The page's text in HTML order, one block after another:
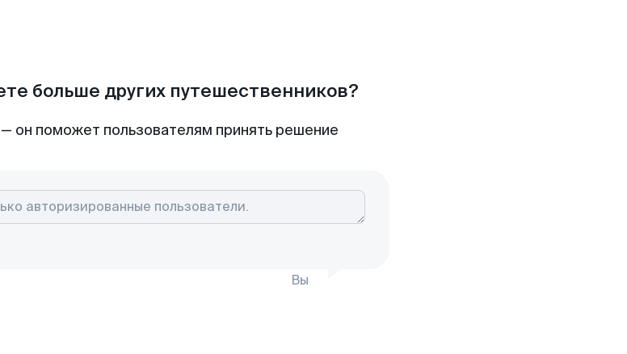
больше других путешественников?
он поможет пользователям принять решение
Вы